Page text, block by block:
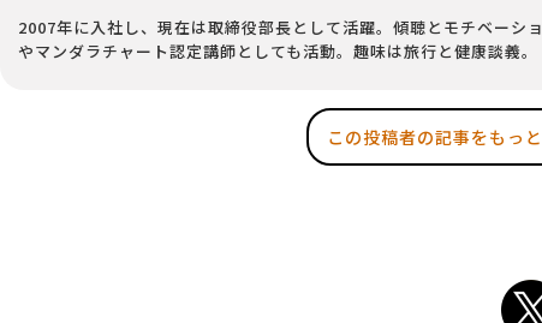
2007年に入社し、現在は取締役部長として活躍。傾聴とモチベーシ
やマンダラチャート認定講師としても活動。趣味は旅行と健康談義。
この投稿者の記事をもっ